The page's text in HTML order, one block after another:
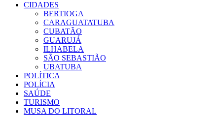
CIDADES
BERTIOGA
CARAGUATATUBA
CUBATÃO
GUARUJÁ
ILHABELA
SÃO SEBASTIÃO
UBATUBA
POLÍTICA
POLÍCIA
SAÚDE
TURISMO
MUSA DO LITORAL